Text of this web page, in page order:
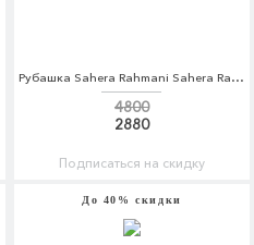
Рубашка Sahera Rahmani Sahera Rahmani MP002XM0W5IW
4800
2880
Подписаться на скидку
До 40% скидки